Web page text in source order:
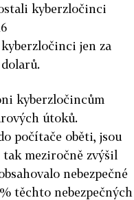
kyberzločinci
jen za
kyberzločincům
útoků.
počítače oběti, jsou
meziročně zvýšil
nebezpečné
těchto nebezpečných